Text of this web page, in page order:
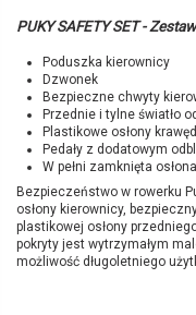
PUKY SAFETY SET -
Poduszka kierownicy
Dzwonek
Bezpieczne chwyty
Przednie i tylne światło
Plastikowe osłony
Pedały z dodatowym
W pełni zamknięta
Bezpieczeństwo w rowerku
osłony kierownicy,
plastikowej osłony
pokryty jest wytrzymałym
możliwość długoletniego